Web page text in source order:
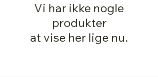
Vi har ikke nogle
produkter
at vise her lige nu.